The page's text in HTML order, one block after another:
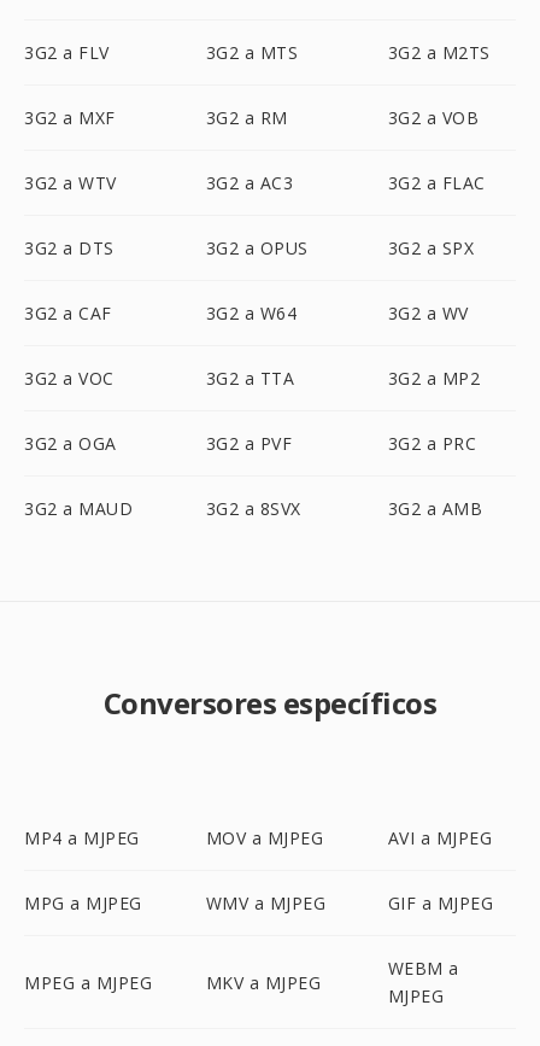
3G2 a FLV 3G2 a MTS 3G2 a M2TS
3G2 a MXF 3G2 a RM 3G2 a VOB
3G2 a WTV 3G2 a AC3 3G2 a FLAC
3G2 a DTS 3G2 a OPUS 3G2 a SPX
3G2 a CAF 3G2 a W64 3G2 a WV
3G2 a VOC 3G2 a TTA 3G2 a MP2
3G2 a OGA 3G2 a PVF 3G2 a PRC
3G2 a MAUD 3G2 a 8SVX 3G2 a AMB
Conversores específicos
MP4 a MJPEG MOV a MJPEG AVI a MJPEG
MPG a MJPEG WMV a MJPEG GIF a MJPEG
MPEG a MJPEG MKV a MJPEG
WEBM a
MJPEG